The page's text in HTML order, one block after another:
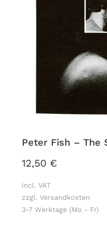
Peter Fish ‎– The
12,50 €
incl. VAT
zzgl. Versandkosten
3-7 Werktage (Mo - Fr)